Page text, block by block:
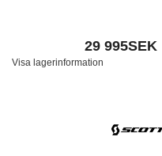
29 995SEK
Visa lagerinformation